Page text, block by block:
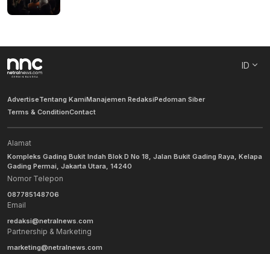
ID
AdvertiseTentang KamiManajemen RedaksiPedoman Siber
Terms & ConditionContact
Alamat
Kompleks Gading Bukit Indah Blok D No 18, Jalan Bukit Gading Raya, Kelapa
Gading Permai, Jakarta Utara, 14240
Nomor Telepon
087785148706
Email
redaksi@netralnews.com
Partnership & Marketing
marketing@netralnews.com